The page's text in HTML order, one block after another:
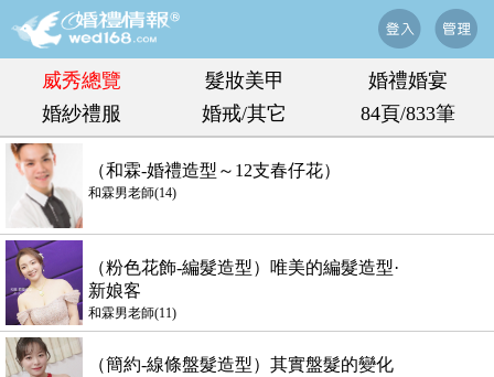
威秀總覽 髮妝美甲
婚禮婚宴
婚紗禮服
婚戒/其它 84頁/833筆
（和霖-婚禮造型～12支春仔花）
和霖男老師(14)
（粉色花飾-編髮造型）唯美的編髮造型·
新娘客
和霖男老師(11)
（簡約-線條盤髮造型）其實盤髮的變化